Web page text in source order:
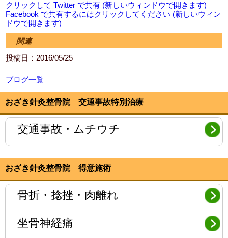
クリックして Twitter で共有 (新しいウィンドウで開きます)
Facebook で共有するにはクリックしてください (新しいウィン
ドウで開きます)
関連
投稿日：2016/05/25
ブログ一覧
おざき針灸整骨院 交通事故特別治療
交通事故・ムチウチ
おざき針灸整骨院 得意施術
骨折・捻挫・肉離れ
坐骨神経痛